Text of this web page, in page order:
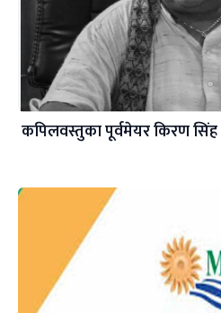
कपिलवस्तुका पूर्वमेयर किरण